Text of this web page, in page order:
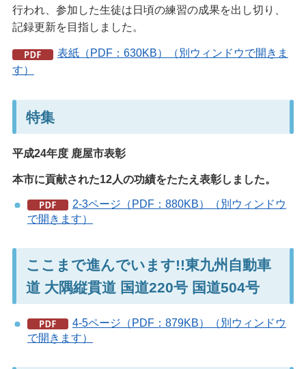
行われ、参加した生徒は日頃の練習の成果を出し切り、
記録更新を目指しました。
表紙（PDF：630KB）（別ウィンドウで開きま
す）
特集
平成24年度 鹿屋市表彰
本市に貢献された12人の功績をたたえ表彰しました。
2-3ページ（PDF：880KB）（別ウィンドウ
で開きます）
ここまで進んでいます!!東九州自動車
道 大隅縦貫道 国道220号 国道504号
4-5ページ（PDF：879KB）（別ウィンドウ
で開きます）